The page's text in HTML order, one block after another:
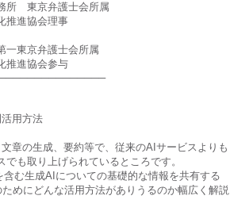
所 東京弁護士会所属
推進協会理事
東京弁護士会所属
推進協会参与
用方法
章の生成、要約等で、従来のAIサービスよりも
も取り上げられているところです。
む生成AIについての基礎的な情報を共有する
めにどんな活用方法がありうるのか幅広く解説